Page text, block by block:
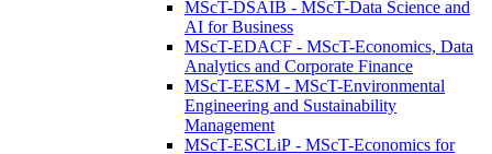
MScT-DSAIB - MScT-Data Science and
AI for Business
MScT-EDACF - MScT-Economics, Data
Analytics and Corporate Finance
MScT-EESM - MScT-Environmental
Engineering and Sustainability
Management
MScT-ESCLiP - MScT-Economics for